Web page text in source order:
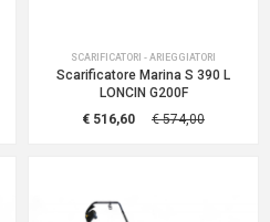
SCARIFICATORI - ARIEGGIATORI
Scarificatore Marina S 390 L
LONCIN G200F
€ 516,60
€ 574,00